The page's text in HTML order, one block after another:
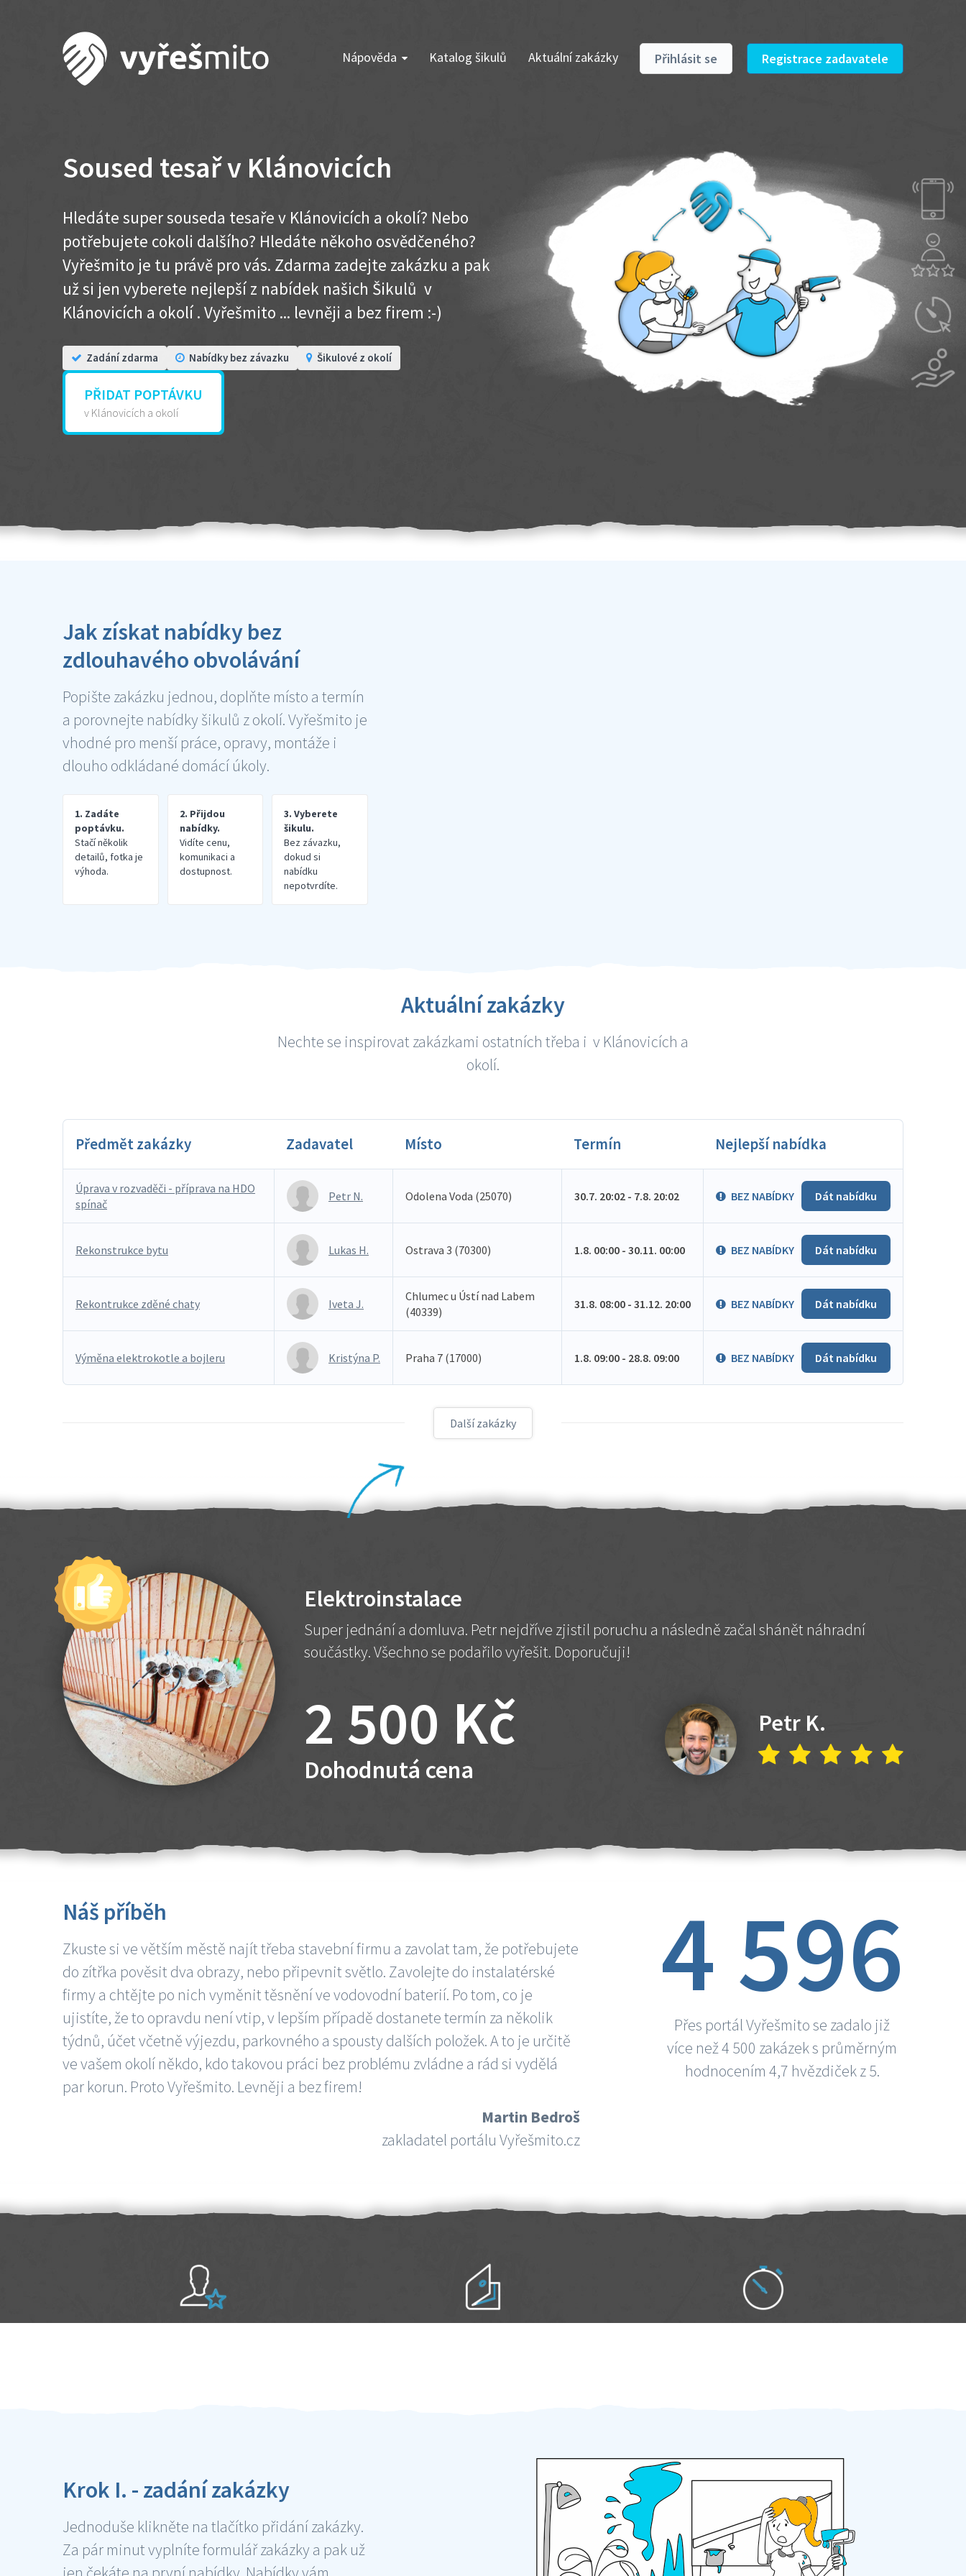
Nápověda Katalog šikulů Aktuální zakázky Přihlásit se Registrace zadavatele
Soused tesař v Klánovicích
Hledáte super souseda tesaře v Klánovicích a okolí? Nebo
potřebujete cokoli dalšího? Hledáte někoho osvědčeného?
Vyřešmito je tu právě pro vás. Zdarma zadejte zakázku a pak
už si jen vyberete nejlepší z nabídek našich Šikulů v
Klánovicích a okolí . Vyřešmito ... levněji a bez firem :-)
Zadání zdarma Nabídky bez závazku Šikulové z okolí
PŘIDAT POPTÁVKU
v Klánovicích a okolí
Jak získat nabídky bez
zdlouhavého obvolávání
Popište zakázku jednou, doplňte místo a termín
a porovnejte nabídky šikulů z okolí. Vyřešmito je
vhodné pro menší práce, opravy, montáže i
dlouho odkládané domácí úkoly.
1. Zadáte
poptávku.
Stačí několik
detailů, fotka je
výhoda.
2. Přijdou
nabídky.
Vidíte cenu,
komunikaci a
dostupnost.
3. Vyberete
šikulu.
Bez závazku,
dokud si
nabídku
nepotvrdíte.
Aktuální zakázky
Nechte se inspirovat zakázkami ostatních třeba i v Klánovicích a
okolí.
Předmět zakázky Zadavatel Místo Termín Nejlepší nabídka
Úprava v rozvaděči - příprava na HDO
spínač
Petr N. Odolena Voda (25070) 30.7. 20:02 - 7.8. 20:02 BEZ NABÍDKY Dát nabídku
Rekonstrukce bytu Lukas H. Ostrava 3 (70300) 1.8. 00:00 - 30.11. 00:00 BEZ NABÍDKY Dát nabídku
Rekontrukce zděné chaty Iveta J.
Chlumec u Ústí nad Labem
(40339)
31.8. 08:00 - 31.12. 20:00 BEZ NABÍDKY Dát nabídku
Výměna elektrokotle a bojleru Kristýna P. Praha 7 (17000) 1.8. 09:00 - 28.8. 09:00 BEZ NABÍDKY Dát nabídku
Další zakázky
Elektroinstalace
Super jednání a domluva. Petr nejdříve zjistil poruchu a následně začal shánět náhradní
součástky. Všechno se podařilo vyřešit. Doporučuji!
2 500 Kč
Dohodnutá cena
Petr K.
Náš příběh
Zkuste si ve větším městě najít třeba stavební firmu a zavolat tam, že potřebujete
do zítřka pověsit dva obrazy, nebo připevnit světlo. Zavolejte do instalatérské
firmy a chtějte po nich vyměnit těsnění ve vodovodní baterií. Po tom, co je
ujistíte, že to opravdu není vtip, v lepším případě dostanete termín za několik
týdnů, účet včetně výjezdu, parkovného a spousty dalších položek. A to je určitě
ve vašem okolí někdo, kdo takovou práci bez problému zvládne a rád si vydělá
par korun. Proto Vyřešmito. Levněji a bez firem!
Martin Bedroš
zakladatel portálu Vyřešmito.cz
4 596
Přes portál Vyřešmito se zadalo již
více než 4 500 zakázek s průměrným
hodnocením 4,7 hvězdiček z 5.
Krok I. - zadání zakázky
Jednoduše klikněte na tlačítko přidání zakázky.
Za pár minut vyplníte formulář zakázky a pak už